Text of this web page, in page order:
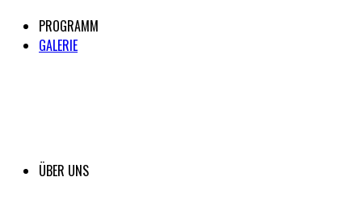
PROGRAMM
GALERIE
ÜBER UNS